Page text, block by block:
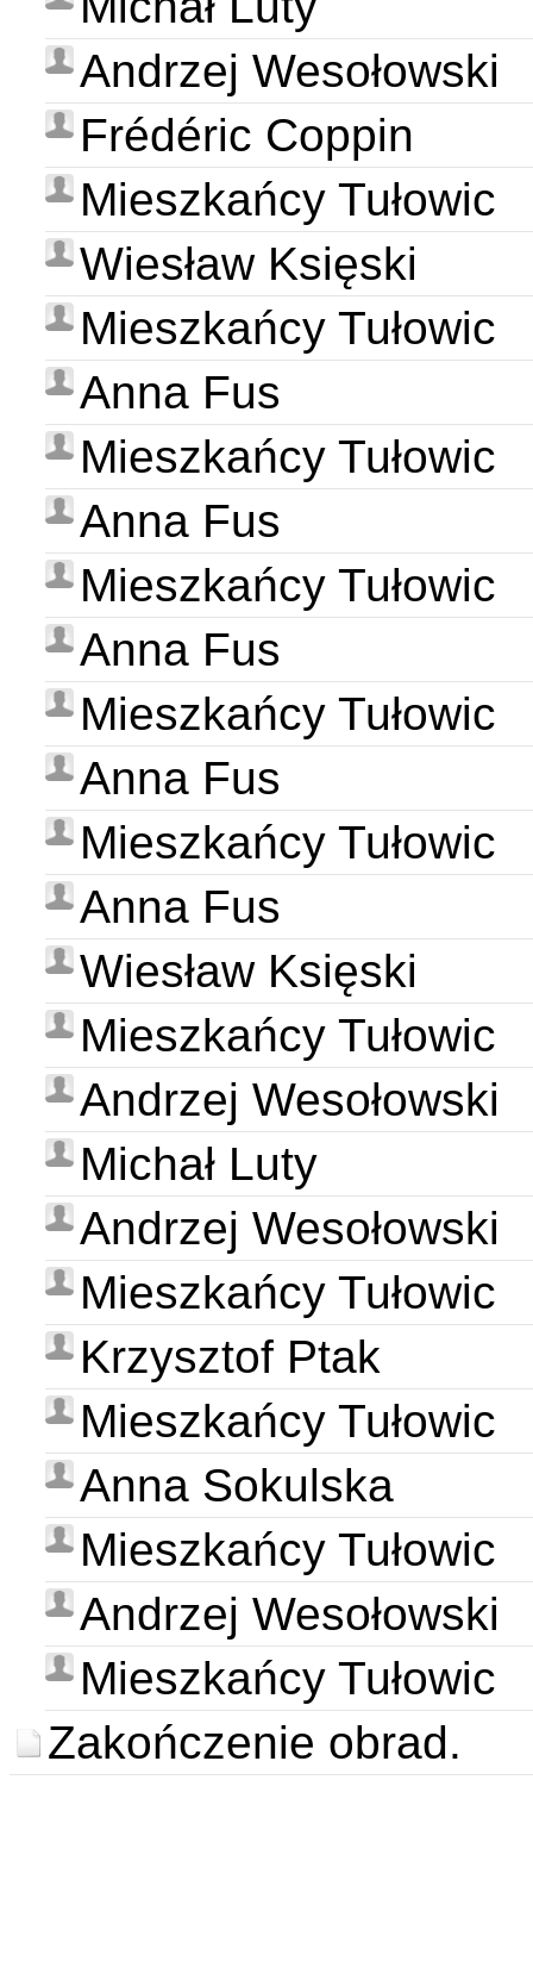
Andrzej Wesołowski
Frédéric Coppin
Mieszkańcy Tułowic
Wiesław Księski
Mieszkańcy Tułowic
Anna Fus
Mieszkańcy Tułowic
Anna Fus
Mieszkańcy Tułowic
Anna Fus
Mieszkańcy Tułowic
Anna Fus
Mieszkańcy Tułowic
Anna Fus
Wiesław Księski
Mieszkańcy Tułowic
Andrzej Wesołowski
Michał Luty
Andrzej Wesołowski
Mieszkańcy Tułowic
Krzysztof Ptak
Mieszkańcy Tułowic
Anna Sokulska
Mieszkańcy Tułowic
Andrzej Wesołowski
Mieszkańcy Tułowic
Zakończenie obrad.